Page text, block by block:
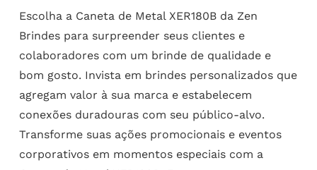
Escolha a Caneta de Metal XER180B da Zen
Brindes para surpreender seus clientes e
colaboradores com um brinde de qualidade e
bom gosto. Invista em brindes personalizados que
agregam valor à sua marca e estabelecem
conexões duradouras com seu público-alvo.
Transforme suas ações promocionais e eventos
corporativos em momentos especiais com a